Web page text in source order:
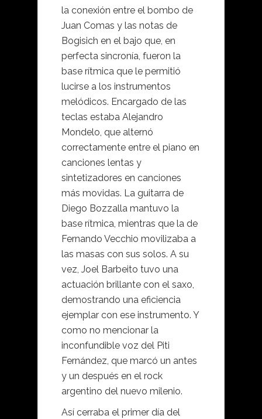
la conexión entre el bombo de
Juan Comas y las notas de
Bogisich en el bajo que, en
perfecta sincronía, fueron la
base rítmica que le permitió
lucirse a los instrumentos
melódicos. Encargado de las
teclas estaba Alejandro
Mondelo, que alternó
correctamente entre el piano en
canciones lentas y
sintetizadores en canciones
más movidas. La guitarra de
Diego Bozzalla mantuvo la
base rítmica, mientras que la de
Fernando Vecchio movilizaba a
las masas con sus solos. A su
vez, Joel Barbeito tuvo una
actuación brillante con el saxo,
demostrando una eficiencia
ejemplar con ese instrumento. Y
como no mencionar la
inconfundible voz del Piti
Fernández, que marcó un antes
y un después en el rock
argentino del nuevo milenio.
Así cerraba el primer día del